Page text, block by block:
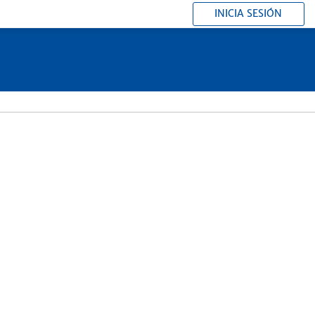
INICIA SESIÓN